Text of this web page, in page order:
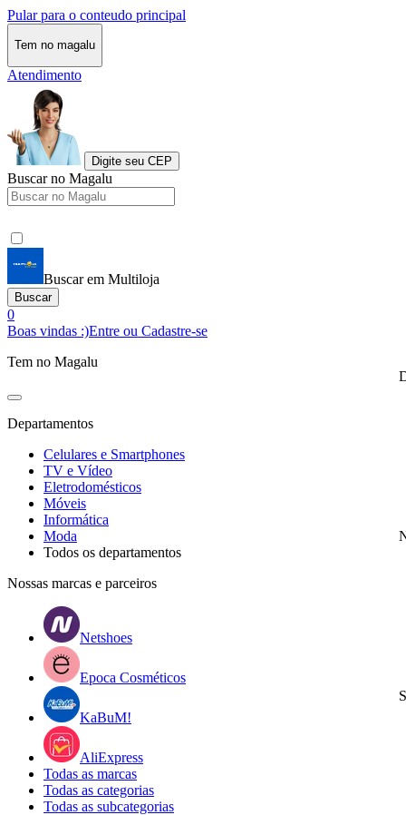
Pular para o conteudo principal
Tem no magalu
Atendimento
Digite seu CEP
Buscar no Magalu
Buscar em Multiloja
Buscar
0
Boas vindas :)Entre ou Cadastre-se
Tem no Magalu
Departamentos
Celulares e Smartphones
TV e Vídeo
Eletrodomésticos
Móveis
Informática
Moda
Todos os departamentos
Nossas marcas e parceiros
Netshoes
Epoca Cosméticos
KaBuM!
AliExpress
Todas as marcas
Todas as categorias
Todas as subcategorias